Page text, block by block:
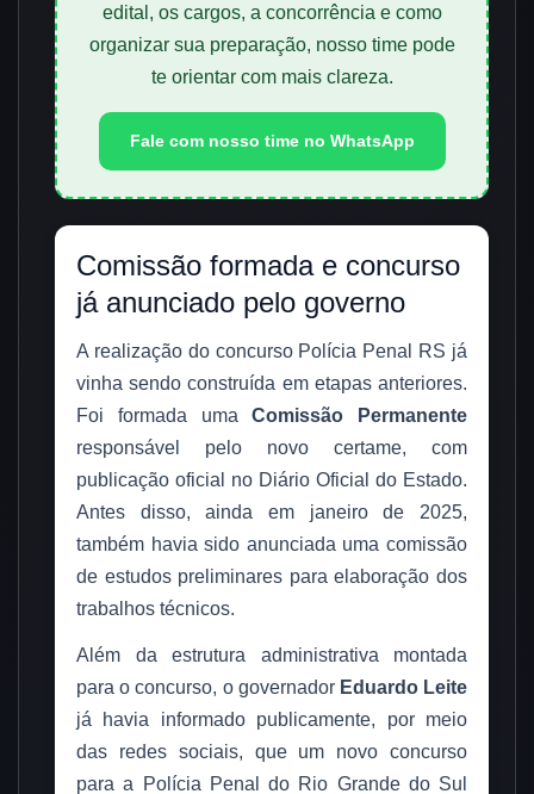
edital, os cargos, a concorrência e como
organizar sua preparação, nosso time pode
te orientar com mais clareza.
Fale com nosso time no WhatsApp
Comissão formada e concurso
já anunciado pelo governo
A realização do concurso Polícia Penal RS já
vinha sendo construída em etapas anteriores.
Foi formada umaComissão Permanente
responsável pelo novo certame, com
publicação oficial no Diário Oficial do Estado.
Antes disso, ainda em janeiro de 2025,
também havia sido anunciada uma comissão
de estudos preliminares para elaboração dos
trabalhos técnicos.
Além da estrutura administrativa montada
para o concurso, o governador Eduardo Leite
já havia informado publicamente, por meio
das redes sociais, que um novo concurso
para a Polícia Penal do Rio Grande do Sul